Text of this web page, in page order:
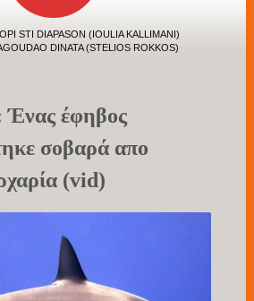
STI DIAPASON (IOULIA KALLIMANI)
DINATA (STELIOS ROKKOS)
Ένας έφηβος
σοβαρά απο
(vid)